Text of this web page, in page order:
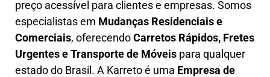
preço acessível para clientes e empresas. Somos
especialistas em Mudanças Residenciais e
Comerciais, oferecendoCarretos Rápidos, Fretes
Urgentes e Transporte de Móveis para qualquer
estado do Brasil. A Karretoé uma Empresa de